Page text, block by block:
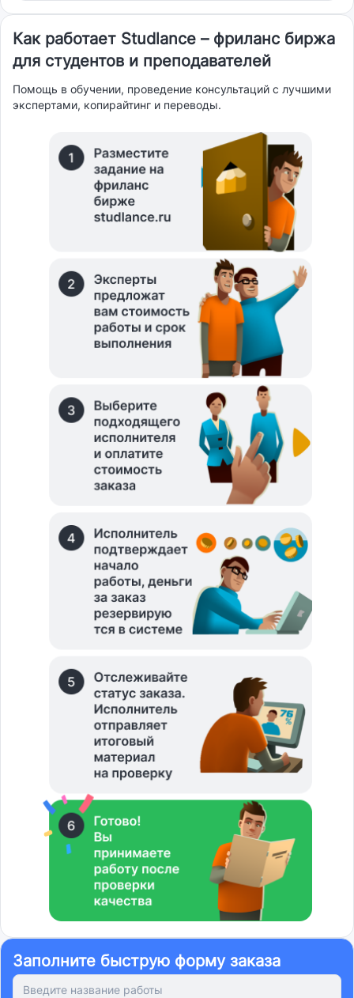
Как работает Studlance – фриланс биржа
для студентов и преподавателей
Помощь в обучении, проведение консультаций с лучшими
экспертами, копирайтинг и переводы.
Заполните быструю форму заказа